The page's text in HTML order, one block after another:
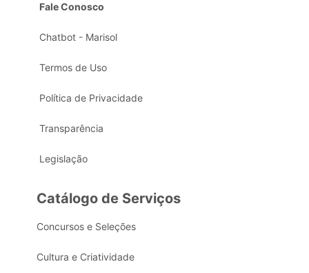
Fale Conosco
Chatbot - Marisol
Termos de Uso
Política de Privacidade
Transparência
Legislação
Catálogo de Serviços
Concursos e Seleções
Cultura e Criatividade